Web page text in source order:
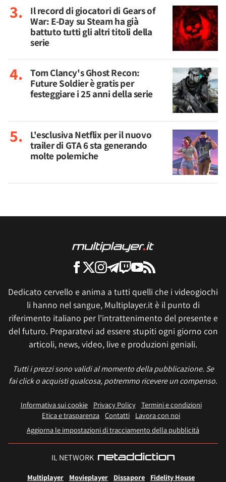
Il record di giocatori di Gears of
War: E-Day su Steam ha già
battuto tutti gli altri titoli della
serie
Tom Clancy's Ghost Recon:
Future Soldier è gratis per
festeggiare i 25 anni della serie
L'esclusiva Netflix per il nuovo
trailer di GTA 6 sta generando
molte polemiche
Dedicato cervello e anima a tutti quelli che i videogiochi
li hanno nel sangue, Multiplayer.it è il punto di
riferimento italiano per l'intrattenimento del presente e
del futuro. Preparatevi ad essere stupiti ogni giorno con
articoli, news, video, live e produzioni geniali.
Tutti i prezzi sono validi al momento della pubblicazione. Se
fai click o acquisti qualcosa, potremmo ricevere un compenso.
Informativa sui cookie Privacy Policy
Termini e condizioni
Etica e trasparenza Contatti
Lavora con noi
Aggiorna le impostazioni di tracciamento della pubblicità
IL NETWORK
Multiplayer Movieplayer Dissapore Fidelity House